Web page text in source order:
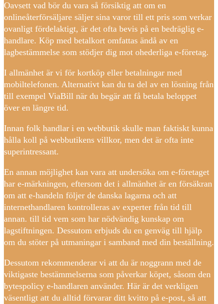
Oavsett vad bör du vara så försiktig att om en
onlineåterförsäljare säljer sina varor till ett pris som verkar
ovanligt fördelaktigt, är det ofta bevis på en bedräglig e-
handlare. Köp med betalkort omfattas ändå av en
lagbestämmelse som stödjer dig mot ohederliga e-företag.
I allmänhet är vi för kortköp eller betalningar med
mobiltelefonen. Alternativt kan du ta del av en lösning från
till exempel ViaBill när du begär att få betala beloppet
över en längre tid.
Innan folk handlar i en webbutik skulle man faktiskt kunna
hålla koll på webbutikens villkor, men det är ofta inte
superintressant.
En annan möjlighet kan vara att undersöka om e-företaget
har e-märkningen, eftersom det i allmänhet är en försäkran
om att e-handeln följer de danska lagarna och att
internethandlaren kontrolleras av experter från tid till
annan. till tid vem som har nödvändig kunskap om
lagstiftningen. Dessutom erbjuds du en genväg till hjälp
om du stöter på utmaningar i samband med din beställning.
Dessutom rekommenderar vi att du är noggrann med de
viktigaste bestämmelserna som påverkar köpet, såsom den
bytespolicy e-handlaren använder. Här är det verkligen
väsentligt att du alltid förvarar ditt kvitto på e-post, så att